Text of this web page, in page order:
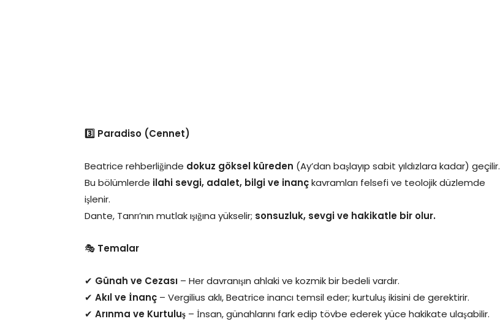
3️⃣ Paradiso (Cennet)
Beatrice rehberliğinde dokuz göksel küreden (Ay’dan başlayıp sabit yıldızlara kadar) geçilir.
Bu bölümlerde ilahi sevgi, adalet, bilgi ve inançkavramları felsefi ve teolojik düzlemde
işlenir.
Dante, Tanrı’nın mutlak ışığına yükselir; sonsuzluk, sevgi ve hakikatle bir olur.
🎭 Temalar
✔ Günah ve Cezası – Her davranışın ahlaki ve kozmik bir bedeli vardır.
✔ Akıl ve İnanç – Vergilius aklı, Beatrice inancı temsil eder; kurtuluş ikisini de gerektirir.
✔ Arınma ve Kurtuluş – İnsan, günahlarını fark edip tövbe ederek yüce hakikate ulaşabilir.